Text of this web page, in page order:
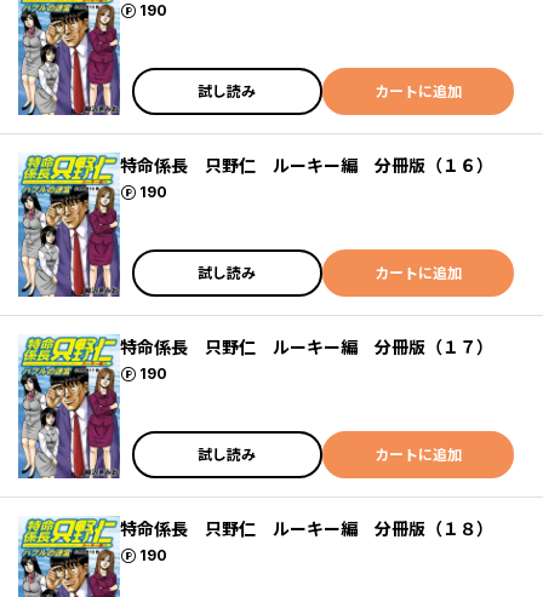
190
ポイント
試し読み カートに追加
特命係長 只野仁 ルーキー編 分冊版（１６）
190
ポイント
試し読み カートに追加
特命係長 只野仁 ルーキー編 分冊版（１７）
190
ポイント
試し読み カートに追加
特命係長 只野仁 ルーキー編 分冊版（１８）
190
ポイント